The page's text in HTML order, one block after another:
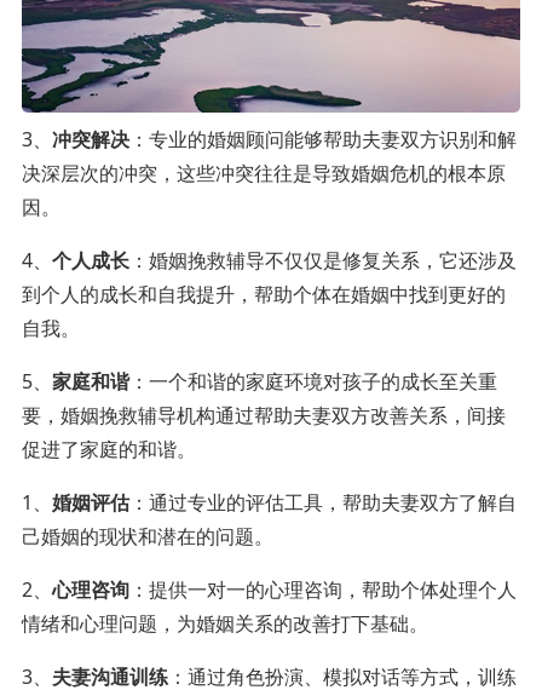
3、 冲突解决：专业的婚姻顾问能够帮助夫妻双方识别和解
决深层次的冲突，这些冲突往往是导致婚姻危机的根本原
因。
4、 个人成长：婚姻挽救辅导不仅仅是修复关系，它还涉及
到个人的成长和自我提升，帮助个体在婚姻中找到更好的
自我。
5、 家庭和谐：一个和谐的家庭环境对孩子的成长至关重
要，婚姻挽救辅导机构通过帮助夫妻双方改善关系，间接
促进了家庭的和谐。
1、 婚姻评估：通过专业的评估工具，帮助夫妻双方了解自
己婚姻的现状和潜在的问题。
2、心理咨询：提供一对一的心理咨询，帮助个体处理个人
情绪和心理问题，为婚姻关系的改善打下基础。
3、 夫妻沟通训练：通过角色扮演、模拟对话等方式，训练